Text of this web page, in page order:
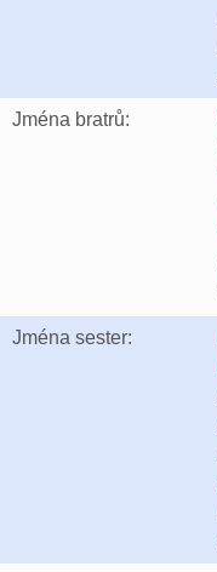
Jména bratrů:
Jména sester: